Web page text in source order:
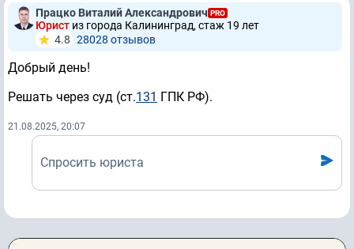
Працко Виталий Александрович PRO
Юрист из города Калининград, стаж 19 лет
4.8 28028 отзывов
Добрый день!
Решать через суд (ст.131 ГПК РФ).
21.08.2025, 20:07
Спросить юриста